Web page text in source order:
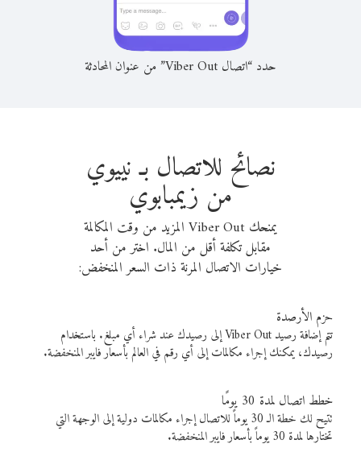
حدد “اتصال Viber Out” من عنوان المحادثة
نصائح للاتصال بـ نييوي
من زيمبابوي
يمنحك Viber Out المزيد من وقت المكالمة
مقابل تكلفة أقل من المال. اختر من أحد
خيارات الاتصال المرنة ذات السعر المنخفض:
حزم الأرصدة
تتم إضافة رصيد Viber Out إلى رصيدك عند شراء أي مبلغ. باستخدام
رصيدك، يمكنك إجراء مكالمات إلى أي رقم في العالم بأسعار فايبر المنخفضة.
خطط اتصال لمدة 30 يومًا
تتيح لك خطة الـ 30 يوماً للاتصال إجراء مكالمات دولية إلى الوجهة التي
تختارها لمدة 30 يوماً بأسعار فايبر المنخفضة.